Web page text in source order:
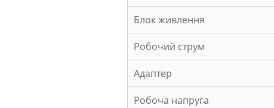
Блок живлення
Робочий струм
Адаптер
Робоча напруга